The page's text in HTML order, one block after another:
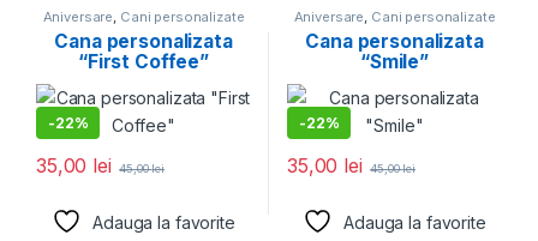
Aniversare, Cani personalizate
Cana personalizata
“First Coffee”
-22%
35,00 lei 45,00lei
Adauga la favorite
Aniversare, Cani personalizate
Cana personalizata
“Smile”
-22%
35,00 lei 45,00lei
Adauga la favorite